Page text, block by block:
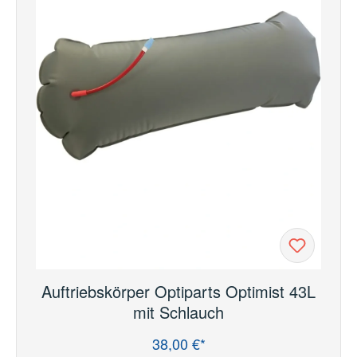
Auftriebskörper Optiparts Optimist 43L
mit Schlauch
38,00 €*